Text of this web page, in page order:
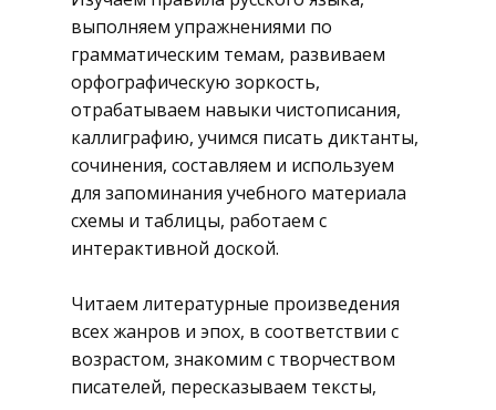
выполняем упражнениями по
грамматическим темам, развиваем
орфографическую зоркость,
отрабатываем навыки чистописания,
каллиграфию, учимся писать диктанты,
сочинения, составляем и используем
для запоминания учебного материала
схемы и таблицы, работаем с
интерактивной доской.
Читаем литературные произведения
всех жанров и эпох, в соответствии с
возрастом, знакомим с творчеством
писателей, пересказываем тексты,